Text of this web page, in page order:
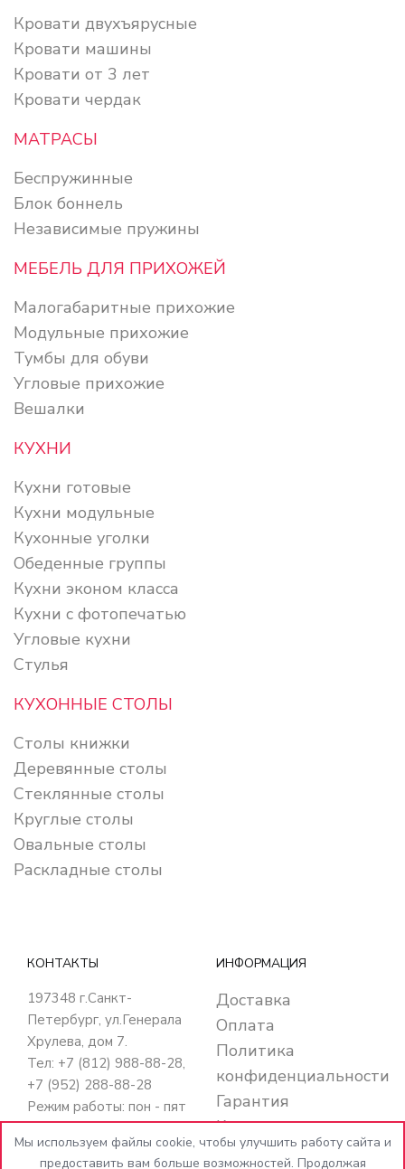
Кровати двухъярусные
Кровати машины
Кровати от 3 лет
Кровати чердак
МАТРАСЫ
Беспружинные
Блок боннель
Независимые пружины
МЕБЕЛЬ ДЛЯ ПРИХОЖЕЙ
Малогабаритные прихожие
Модульные прихожие
Тумбы для обуви
Угловые прихожие
Вешалки
КУХНИ
Кухни готовые
Кухни модульные
Кухонные уголки
Обеденные группы
Кухни эконом класса
Кухни с фотопечатью
Угловые кухни
Стулья
КУХОННЫЕ СТОЛЫ
Столы книжки
Деревянные столы
Стеклянные столы
Круглые столы
Овальные столы
Раскладные столы
КОНТАКТЫ
197348 г.Санкт-
Петербург, ул.Генерала
Хрулева, дом 7.
Тел: +7 (812) 988-88-28,
+7 (952) 288-88-28
Режим работы: пон - пят
с 10:00 до 20:00
суб - вос с 10:00 до
ИНФОРМАЦИЯ
Доставка
Оплата
Политика
конфиденциальности
Гарантия
Кредит
Контакты
Мы используем файлы cookie, чтобы улучшить работу сайта и
предоставить вам больше возможностей. Продолжая